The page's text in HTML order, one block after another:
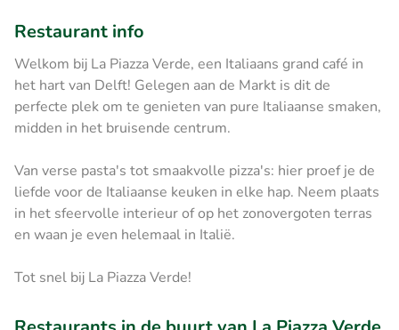
Restaurant info
Welkom bij La Piazza Verde, een Italiaans grand café in
het hart van Delft! Gelegen aan de Markt is dit de
perfecte plek om te genieten van pure Italiaanse smaken,
midden in het bruisende centrum.
Van verse pasta's tot smaakvolle pizza's: hier proef je de
liefde voor de Italiaanse keuken in elke hap. Neem plaats
in het sfeervolle interieur of op het zonovergoten terras
en waan je even helemaal in Italië.
Tot snel bij La Piazza Verde!